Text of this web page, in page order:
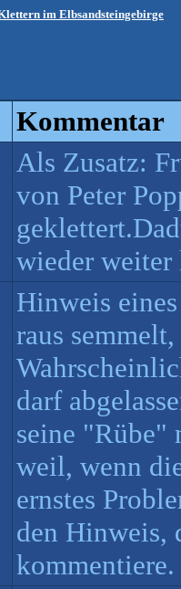
im Elbsandsteingebirge
Kommentar
Als Zusatz:
von Peter
wieder weiter
Hinweis
raus
darf
seine "Rübe"
weil, wenn
ernstes
den Hinweis,
kommentiere.